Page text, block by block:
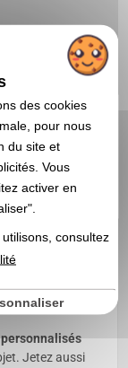
depuis
Jetez aussi
des cookies
pour nous
du site et
Vous
activer en
consultez